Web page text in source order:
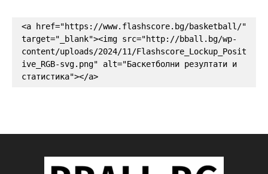
<a href="https://www.flashscore.bg/basketball/"
target="_blank"><img src="http://bball.bg/wp-
content/uploads/2024/11/Flashscore_Lockup_Posit
ive_RGB-svg.png" alt="Баскетболни резултати и
статистика"></a>